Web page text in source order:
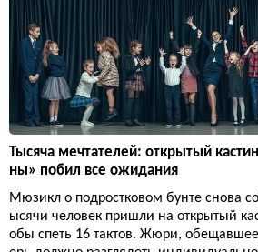
Тысяча мечтателей: открытый
ны» побил все ожидания
Мюзикл о подростковом бунте снова
ысячи человек пришли на открытый
обы спеть 16 тактов. Жюри,